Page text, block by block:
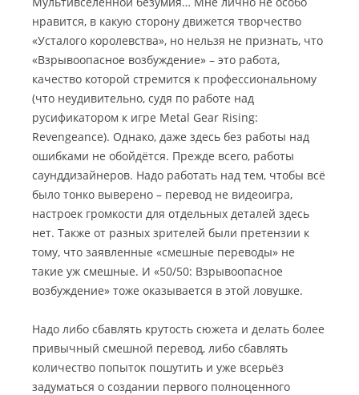
нравится, в какую сторону движется творчество
«Усталого королевства», но нельзя не признать, что
«Взрывоопасное возбуждение» – это работа,
качество которой стремится к профессиональному
(что неудивительно, судя по работе над
русификатором к игре Metal Gear Rising:
Revengeance). Однако, даже здесь без работы над
ошибками не обойдётся. Прежде всего, работы
саунддизайнеров. Надо работать над тем, чтобы всё
было тонко выверено – перевод не видеоигра,
настроек громкости для отдельных деталей здесь
нет. Также от разных зрителей были претензии к
тому, что заявленные «смешные переводы» не
такие уж смешные. И «50/50: Взрывоопасное
возбуждение» тоже оказывается в этой ловушке.
Надо либо сбавлять крутость сюжета и делать более
привычный смешной перевод, либо сбавлять
количество попыток пошутить и уже всерьёз
задуматься о создании первого полноценного